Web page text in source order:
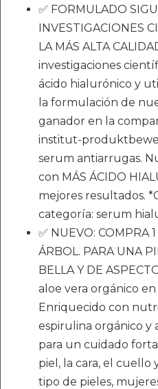
✅ FORMULADO
INVESTIGACIONES
LA MÁS ALTA
investigaciones
ácido hialurónico y
la formulación de
ganador en la
institut-
serum antiarrugas.
con MÁS ÁCIDO
mejores resultados.
categoría: serum
✅ NUEVO: COMPRA
ÁRBOL. PARA UNA
BELLA Y DE
aloe vera orgánico
Enriquecido con
espirulina orgánico y
para un cuidado
piel, la cara, el cuello
tipo de pieles,